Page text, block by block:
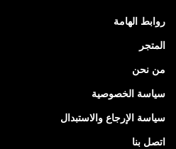
روابط الهامة
المتجر
من نحن
سياسة الخصوصية
سياسة الإرجاع والاستبدال
اتصل بنا